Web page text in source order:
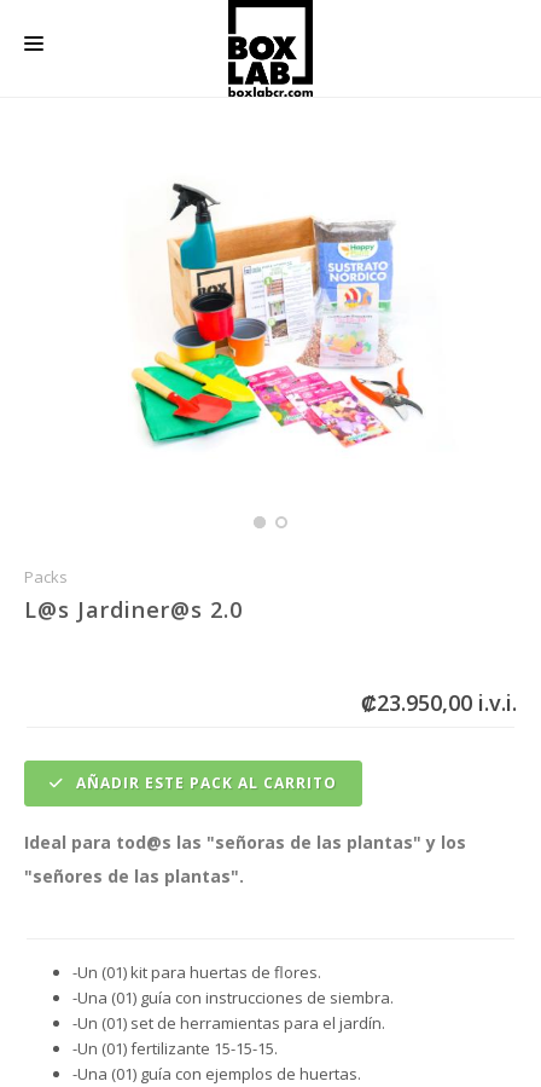
REGALOS CORPORATIVOS
Packs
L@s Jardiner@s 2.0
₡23.950,00 i.v.i.
AÑADIR ESTE PACK AL CARRITO
Ideal para tod@s las "señoras de las plantas" y los
"señores de las plantas".
-Un (01) kit para huertas de flores.
-Una (01) guía con instrucciones de siembra.
-Un (01) set de herramientas para el jardín.
-Un (01) fertilizante 15-15-15.
-Una (01) guía con ejemplos de huertas.